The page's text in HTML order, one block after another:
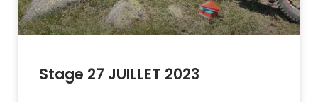
Stage 27 JUILLET 2023